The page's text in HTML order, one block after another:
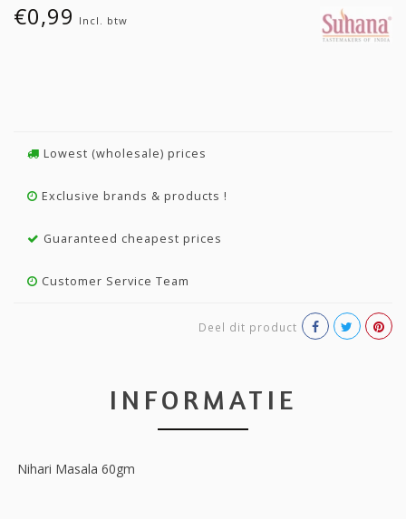
€0,99 Incl. btw
Lowest (wholesale) prices
Exclusive brands & products !
Guaranteed cheapest prices
Customer Service Team
Deel dit product
INFORMATIE
Nihari Masala 60gm